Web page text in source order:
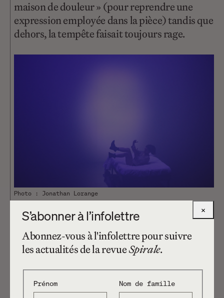
maison de douleur » (pour reprendre une
expression employée dans la pièce) tandis que
dehors, la tempête faisait toujours rage.
Photo : Jonathan Lorange
Endolori
White Outparvient ainsi à l’expression d’un
état psychique à la fois intime et universel,
celui de la douleur, dont les signes extérieurs
(mimiques, sons, désignations linguistiques),
×
S’abonner à l’infolettre
Abonnez-vous à l'infolettre pour suivre
les actualités de la revueSpirale.
Prénom Nom de famille